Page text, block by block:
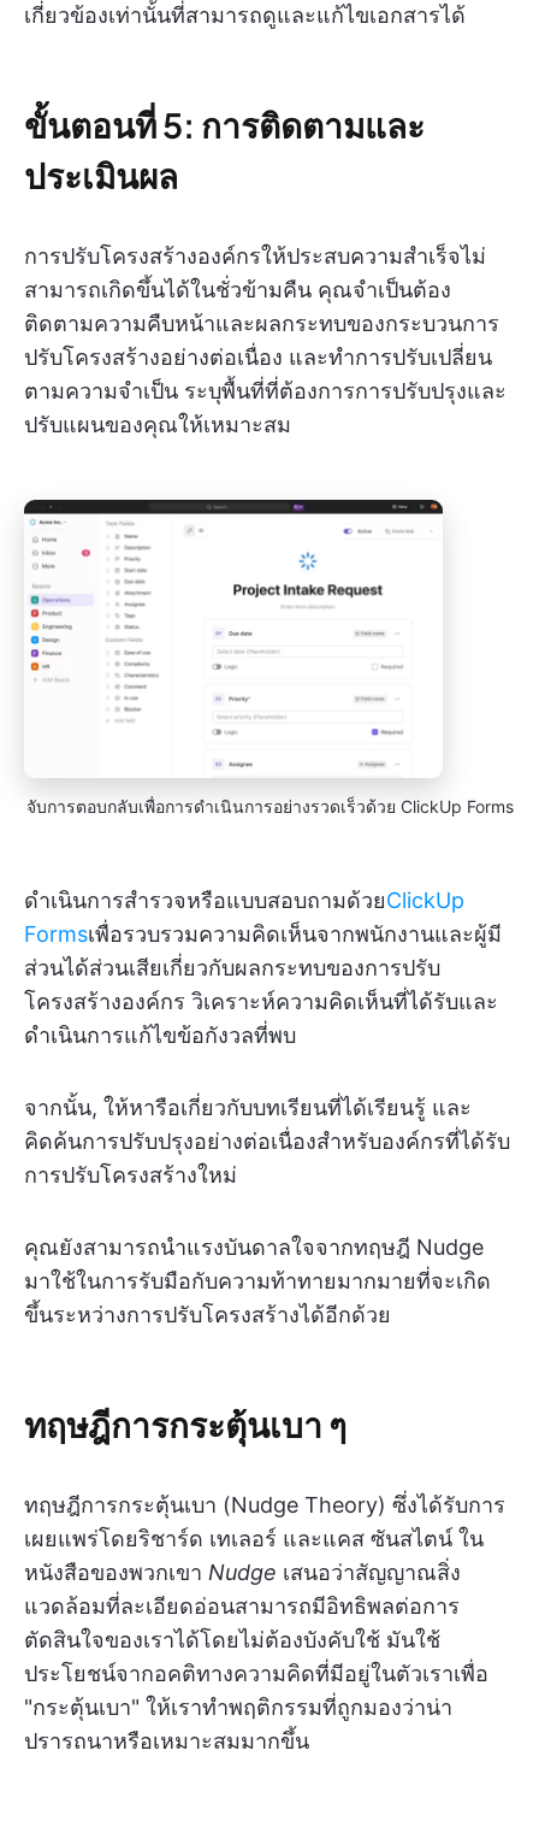
เกี่ยวข้องเท่านั้นที่สามารถดูและแก้ไขเอกสารได้
ขั้นตอนที่ 5: การติดตามและ
ประเมินผล
การปรับโครงสร้างองค์กรให้ประสบความสำเร็จไม่
สามารถเกิดขึ้นได้ในชั่วข้ามคืน คุณจำเป็นต้อง
ติดตามความคืบหน้าและผลกระทบของกระบวนการ
ปรับโครงสร้างอย่างต่อเนื่อง และทำการปรับเปลี่ยน
ตามความจำเป็น ระบุพื้นที่ที่ต้องการการปรับปรุงและ
ปรับแผนของคุณให้เหมาะสม
จับการตอบกลับเพื่อการดำเนินการอย่างรวดเร็วด้วย ClickUp Forms
ดำเนินการสำรวจหรือแบบสอบถามด้วยClickUp
Formsเพื่อรวบรวมความคิดเห็นจากพนักงานและผู้มี
ส่วนได้ส่วนเสียเกี่ยวกับผลกระทบของการปรับ
โครงสร้างองค์กร วิเคราะห์ความคิดเห็นที่ได้รับและ
ดำเนินการแก้ไขข้อกังวลที่พบ
จากนั้น, ให้หารือเกี่ยวกับบทเรียนที่ได้เรียนรู้ และ
คิดค้นการปรับปรุงอย่างต่อเนื่องสำหรับองค์กรที่ได้รับ
การปรับโครงสร้างใหม่
คุณยังสามารถนำแรงบันดาลใจจากทฤษฎี Nudge
มาใช้ในการรับมือกับความท้าทายมากมายที่จะเกิด
ขึ้นระหว่างการปรับโครงสร้างได้อีกด้วย
ทฤษฎีการกระตุ้นเบา ๆ
ทฤษฎีการกระตุ้นเบา (Nudge Theory) ซึ่งได้รับการ
เผยแพร่โดยริชาร์ด เทเลอร์ และแคส ซันสไตน์ ใน
หนังสือของพวกเขา Nudge เสนอว่าสัญญาณสิ่ง
แวดล้อมที่ละเอียดอ่อนสามารถมีอิทธิพลต่อการ
ตัดสินใจของเราได้โดยไม่ต้องบังคับใช้ มันใช้
ประโยชน์จากอคติทางความคิดที่มีอยู่ในตัวเราเพื่อ
"กระตุ้นเบา" ให้เราทำพฤติกรรมที่ถูกมองว่าน่า
ปรารถนาหรือเหมาะสมมากขึ้น